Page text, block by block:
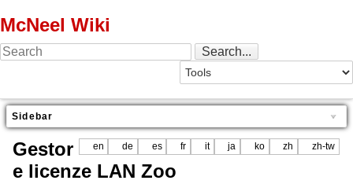
McNeel Wiki
Sidebar
en de es fr it ja ko zh zh-tw
Gestor
e licenze LAN Zoo